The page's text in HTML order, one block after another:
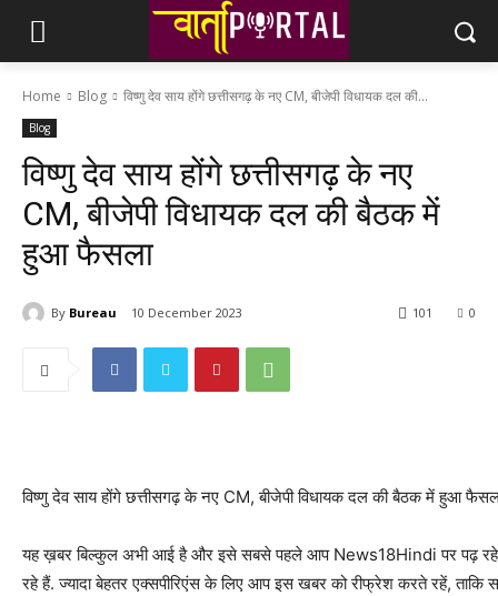
Home Blog विष्णु देव साय होंगे छत्तीसगढ़ के नए CM, बीजेपी विधायक दल की...
Blog
विष्णु देव साय होंगे छत्तीसगढ़ के नए
CM, बीजेपी विधायक दल की बैठक में
हुआ फैसला
By Bureau 10 December 2023 0
101
विष्णु देव साय होंगे छत्तीसगढ़ के नए CM, बीजेपी विधायक दल की बैठक में हुआ
यह ख़बर बिल्कुल अभी आई है और इसे सबसे पहले आप News18Hindi पर पढ़
रहे हैं. ज्यादा बेहतर एक्सपीरिएंस के लिए आप इस खबर को रीफ्रेश करते रहें,